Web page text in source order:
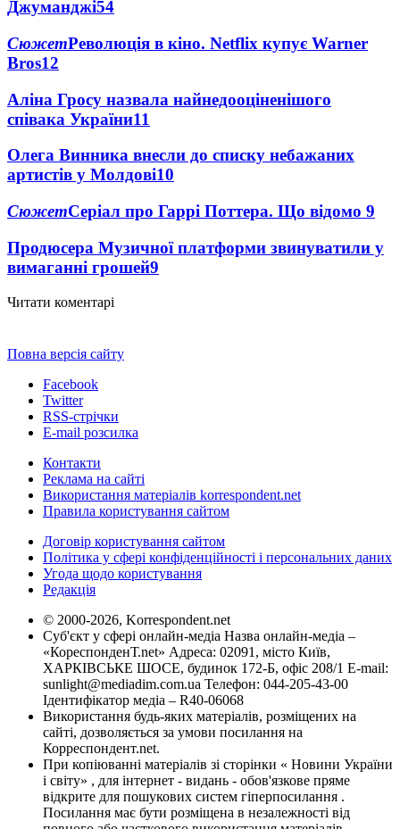
Джуманджі54
СюжетРеволюція в кіно. Netflix купує Warner
Bros12
Аліна Гросу назвала найнедооціненішого
співака України11
Олега Винника внесли до списку небажаних
артистів у Молдові10
СюжетСеріал про Гаррі Поттера. Що відомо 9
Продюсера Музичної платформи звинуватили у
вимаганні грошей9
Читати коментарі
Повна версія сайту
Facebook
Twitter
RSS-стрічки
E-mail розсилка
Контакти
Реклама на сайті
Використання матеріалів korrespondent.net
Правила користування сайтом
Договір користування сайтом
Політика у сфері конфіденційності і персональних даних
Угода щодо користування
Редакція
© 2000-2026, Korrespondent.net
Суб'єкт у сфері онлайн-медіа Назва онлайн-медіа –
«КореспонденТ.net» Адреса: 02091, місто Київ,
ХАРКІВСЬКЕ ШОСЕ, будинок 172-Б, офіс 208/1 E-mail:
sunlight@mediadim.com.ua Телефон: 044-205-43-00
Ідентифікатор медіа – R40-06068
Використання будь-яких матеріалів, розміщених на
сайті, дозволяється за умови посилання на
Корреспондент.net.
При копіюванні матеріалів зі сторінки « Новини України
і світу» , для інтернет - видань - обов'язкове пряме
відкрите для пошукових систем гіперпосилання .
Посилання має бути розміщена в незалежності від